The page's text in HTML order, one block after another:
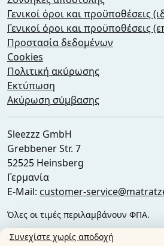
Γενικοί όροι και προϋποθέσεις
Γενικοί όροι και προϋποθέσεις
Προστασία δεδομένων
Cookies
Πολιτική ακύρωσης
Εκτύπωση
Ακύρωση σύμβασης
Sleezzz GmbH
Grebbener Str. 7
52525 Heinsberg
Γερμανία
E-Mail: customer-
Όλες οι τιμές περιλαμβάνουν ΦΠΑ.
Συνεχίστε χωρίς αποδοχή